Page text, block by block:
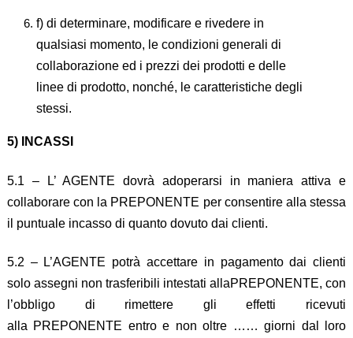
f) di determinare, modificare e rivedere in
qualsiasi momento, le condizioni generali di
collaborazione ed i prezzi dei prodotti e delle
linee di prodotto, nonché, le caratteristiche degli
stessi.
5) INCASSI
5.1 – L’ AGENTE dovrà adoperarsi in maniera attiva e
collaborare con la PREPONENTE per consentire alla stessa
il puntuale incasso di quanto dovuto dai clienti.
5.2 – L’AGENTE potrà accettare in pagamento dai clienti
solo assegni non trasferibili intestati allaPREPONENTE, con
l’obbligo di rimettere gli effetti ricevuti
alla PREPONENTE entro e non oltre …… giorni dal loro